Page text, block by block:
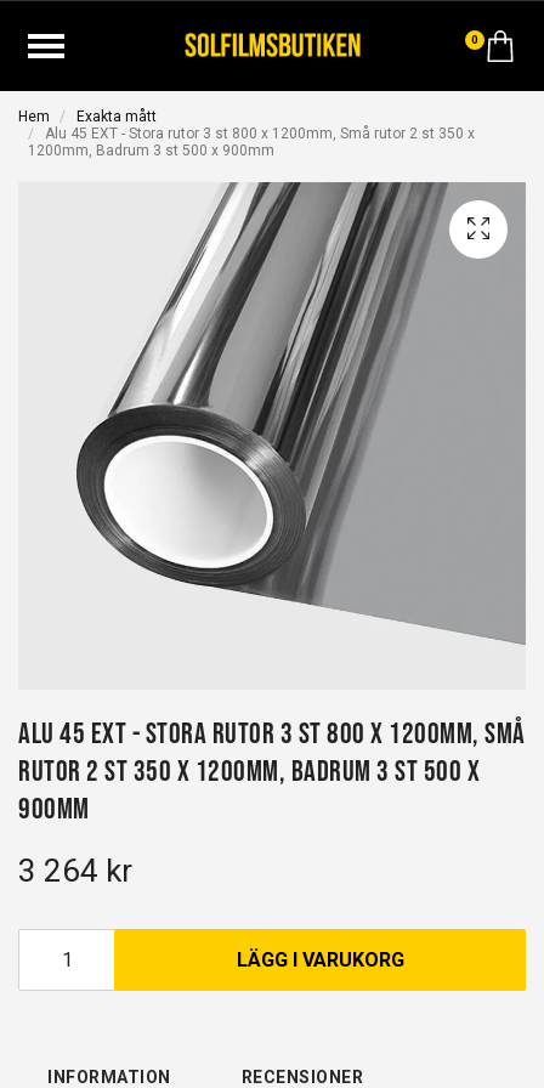
0
Hem
Exakta mått
Alu 45 EXT - Stora rutor 3 st 800 x 1200mm, Små rutor 2 st 350 x
1200mm, Badrum 3 st 500 x 900mm
Alu 45 EXT - Stora rutor 3 st 800 x 1200mm, Små
rutor 2 st 350 x 1200mm, Badrum 3 st 500 x
900mm
3 264 kr
LÄGG I VARUKORG
INFORMATION RECENSIONER